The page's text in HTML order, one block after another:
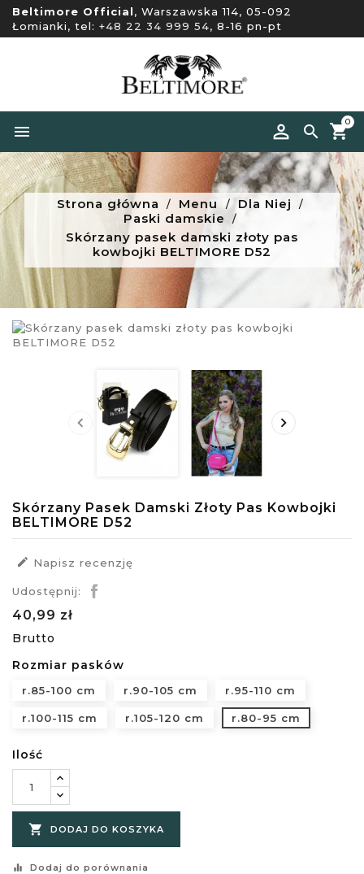
Beltimore Official, Warszawska 114, 05-092
Łomianki, tel: +48 22 34 999 54, 8-16 pn-pt


0
Strona główna Menu
Dla Niej
Paski damskie
Skórzany pasek damski złoty pas
kowbojki BELTIMORE D52
 
Skórzany Pasek Damski Złoty Pas Kowbojki
BELTIMORE D52
 Napisz recenzję
Udostępnij:
40,99 zł
Brutto
Rozmiar pasków
r.85-100 cm r.90-105 cm r.95-110 cm
r.100-115 cm r.105-120 cm r.80-95 cm
Ilość
 DODAJ DO KOSZYKA
equalizer
Dodaj do porównania